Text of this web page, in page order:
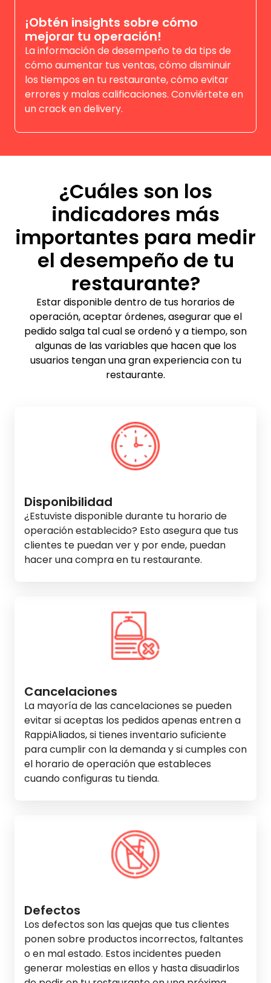
¡Obtén insights sobre cómo
mejorar tu operación!
La información de desempeño te da tips de
cómo aumentar tus ventas, cómo disminuir
los tiempos en tu restaurante, cómo evitar
errores y malas calificaciones. Conviértete en
un crack en delivery.
¿Cuáles son los
indicadores más
importantes para medir
el desempeño de tu
restaurante?
Estar disponible dentro de tus horarios de
operación, aceptar órdenes, asegurar que el
pedido salga tal cual se ordenó y a tiempo, son
algunas de las variables que hacen que los
usuarios tengan una gran experiencia con tu
restaurante.
Disponibilidad
¿Estuviste disponible durante tu horario de
operación establecido? Esto asegura que tus
clientes te puedan ver y por ende, puedan
hacer una compra en tu restaurante.
Cancelaciones
La mayoría de las cancelaciones se pueden
evitar si aceptas los pedidos apenas entren a
RappiAliados, si tienes inventario suficiente
para cumplir con la demanda y si cumples con
el horario de operación que estableces
cuando configuras tu tienda.
Defectos
Los defectos son las quejas que tus clientes
ponen sobre productos incorrectos, faltantes
o en mal estado. Estos incidentes pueden
generar molestias en ellos y hasta disuadirlos